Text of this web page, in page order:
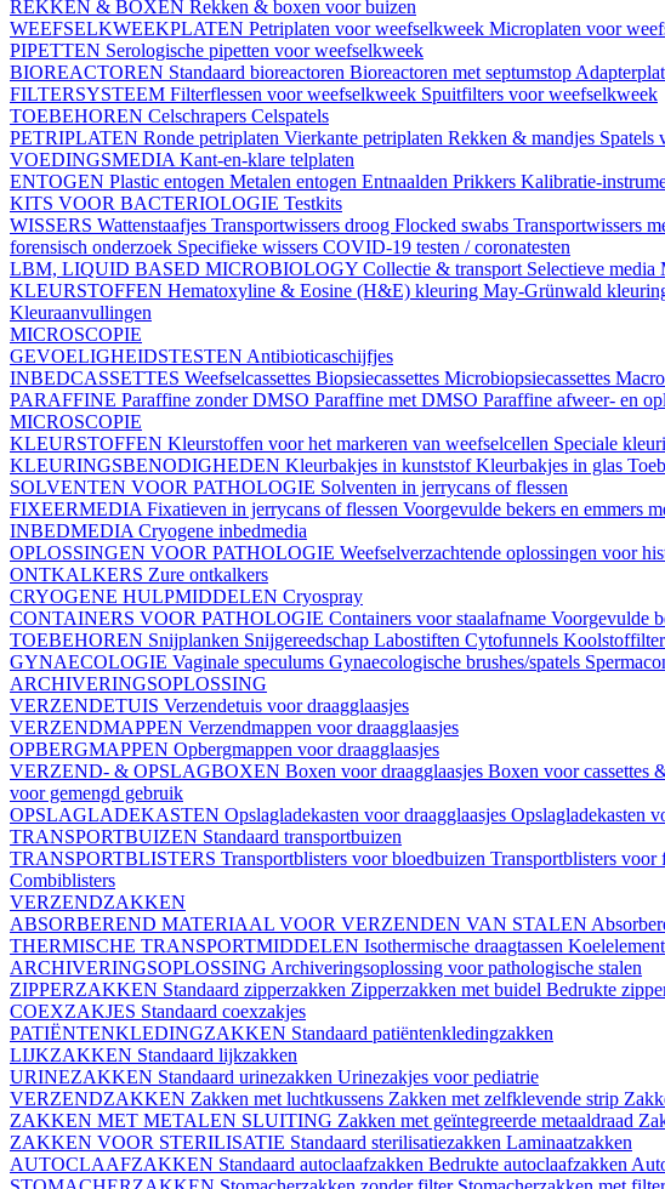
REKKEN & BOXEN Rekken & boxen voor buizen
WEEFSELKWEEKPLATEN Petriplaten voor weefselkweek Microplaten voor
PIPETTEN Serologische pipetten voor weefselkweek
BIOREACTOREN Standaard bioreactoren Bioreactoren met septumstop
FILTERSYSTEEM Filterflessen voor weefselkweek Spuitfilters voor weefselkweek
TOEBEHOREN Celschrapers Celspatels
PETRIPLATEN Ronde petriplaten Vierkante petriplaten Rekken & mandjes Spatels
VOEDINGSMEDIA Kant-en-klare telplaten
ENTOGEN Plastic entogen Metalen entogen Entnaalden Prikkers Kalibratie-
KITS VOOR BACTERIOLOGIE Testkits
WISSERS Wattenstaafjes Transportwissers droog Flocked swabs Transportwissers
forensisch onderzoek Specifieke wissers COVID-19 testen / coronatesten
LBM, LIQUID BASED MICROBIOLOGY Collectie & transport Selectieve media
KLEURSTOFFEN Hematoxyline & Eosine (H&E) kleuring May-Grünwald
Kleuraanvullingen
MICROSCOPIE
GEVOELIGHEIDSTESTEN Antibioticaschijfjes
INBEDCASSETTES Weefselcassettes Biopsiecassettes Microbiopsiecassettes
PARAFFINE Paraffine zonder DMSO Paraffine met DMSO Paraffine afweer- en
MICROSCOPIE
KLEURSTOFFEN Kleurstoffen voor het markeren van weefselcellen Speciale
KLEURINGSBENODIGHEDEN Kleurbakjes in kunststofKleurbakjes in glas
SOLVENTEN VOOR PATHOLOGIE Solventen in jerrycans of flessen
FIXEERMEDIA Fixatieven in jerrycans of flessen Voorgevulde bekers en emmers
INBEDMEDIA Cryogene inbedmedia
OPLOSSINGEN VOOR PATHOLOGIE Weefselverzachtende oplossingen voor
ONTKALKERS Zure ontkalkers
CRYOGENE HULPMIDDELEN Cryospray
CONTAINERS VOOR PATHOLOGIE Containers voor staalafname Voorgevulde
TOEBEHOREN Snijplanken Snijgereedschap Labostiften Cytofunnels
GYNAECOLOGIE Vaginale speculums Gynaecologische brushes/spatels
ARCHIVERINGSOPLOSSING
VERZENDETUIS Verzendetuis voor draagglaasjes
VERZENDMAPPEN Verzendmappen voor draagglaasjes
OPBERGMAPPEN Opbergmappen voor draagglaasjes
VERZEND- & OPSLAGBOXEN Boxen voor draagglaasjes Boxen voor cassettes
voor gemengd gebruik
OPSLAGLADEKASTEN Opslagladekasten voor draagglaasjes Opslagladekasten
TRANSPORTBUIZEN Standaard transportbuizen
TRANSPORTBLISTERS Transportblisters voor bloedbuizen Transportblisters voor
Combiblisters
VERZENDZAKKEN
ABSORBEREND MATERIAAL VOOR VERZENDEN VAN STALEN
THERMISCHE TRANSPORTMIDDELEN Isothermische draagtassen
ARCHIVERINGSOPLOSSING Archiveringsoplossing voor pathologische stalen
ZIPPERZAKKEN Standaard zipperzakken Zipperzakken met buidel Bedrukte
COEXZAKJES Standaard coexzakjes
PATIËNTENKLEDINGZAKKEN Standaard patiëntenkledingzakken
LIJKZAKKEN Standaard lijkzakken
URINEZAKKEN Standaard urinezakken Urinezakjes voor pediatrie
VERZENDZAKKEN Zakken met luchtkussens Zakken met zelfklevende strip
ZAKKEN MET METALEN SLUITING Zakken met geïntegreerde metaaldraad
ZAKKEN VOOR STERILISATIE Standaard sterilisatiezakken Laminaatzakken
AUTOCLAAFZAKKEN Standaard autoclaafzakken Bedrukte autoclaafzakken